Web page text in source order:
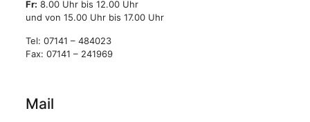
Fr: 8.00 Uhr bis 12.00 Uhr
und von 15.00 Uhr bis 17.00 Uhr
Tel: 07141 – 484023
Fax: 07141 – 241969
Mail